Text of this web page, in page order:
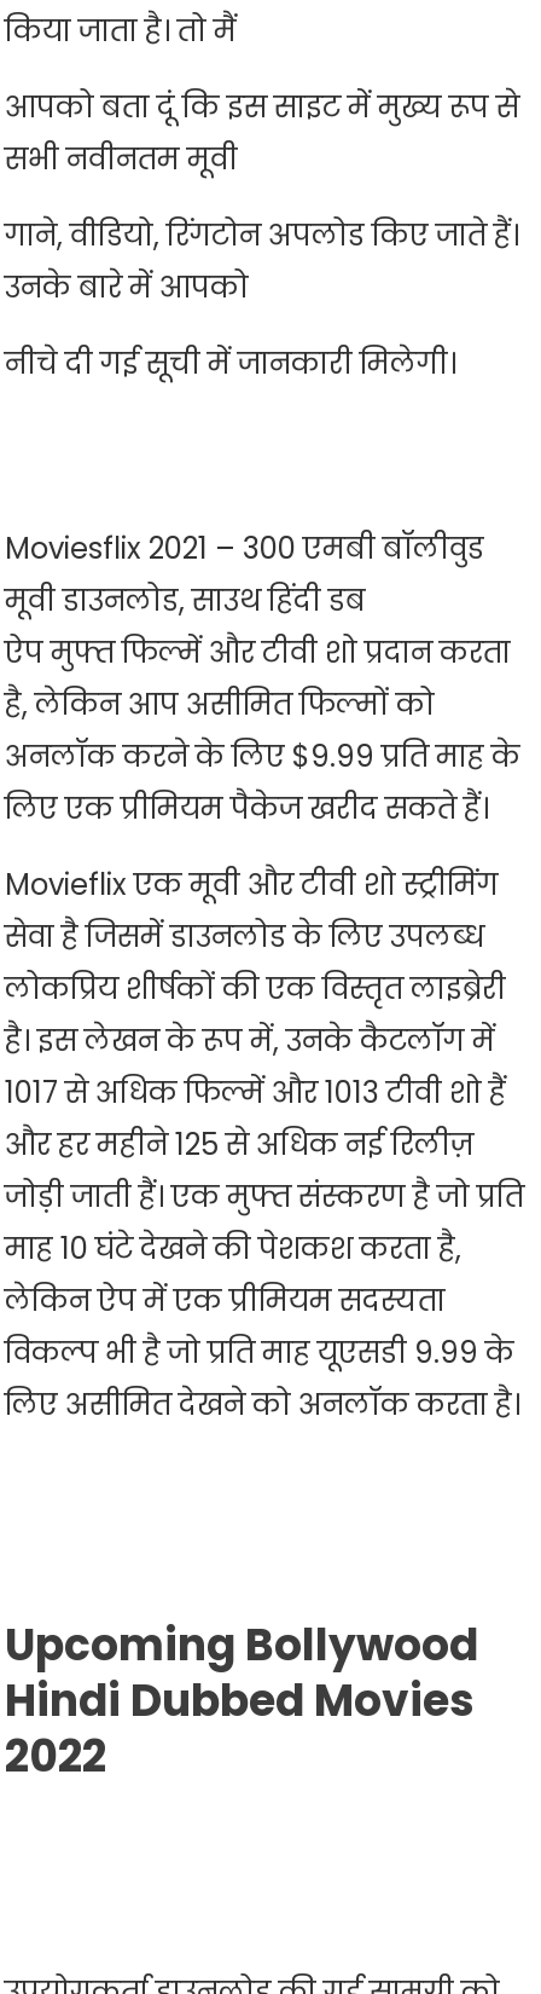
किया जाता है। तो मैं
आपको बता दूं कि इस साइट में मुख्य रूप से
सभी नवीनतम मूवी
गाने, वीडियो, रिंगटोन अपलोड किए जाते हैं।
उनके बारे में आपको
नीचे दी गई सूची में जानकारी मिलेगी।
Moviesflix 2021 – 300 एमबी बॉलीवुड
मूवी डाउनलोड, साउथ हिंदी डब
ऐप मुफ्त फिल्में और टीवी शो प्रदान करता
है, लेकिन आप असीमित फिल्मों को
अनलॉक करने के लिए $9.99 प्रति माह के
लिए एक प्रीमियम पैकेज खरीद सकते हैं।
Movieflix एक मूवी और टीवी शो स्ट्रीमिंग
सेवा है जिसमें डाउनलोड के लिए उपलब्ध
लोकप्रिय शीर्षकों की एक विस्तृत लाइब्रेरी
है। इस लेखन के रूप में, उनके कैटलॉग में
1017 से अधिक फिल्में और 1013 टीवी शो हैं
और हर महीने 125 से अधिक नई रिलीज़
जोड़ी जाती हैं। एक मुफ्त संस्करण है जो प्रति
माह 10 घंटे देखने की पेशकश करता है,
लेकिन ऐप में एक प्रीमियम सदस्यता
विकल्प भी है जो प्रति माह यूएसडी 9.99 के
लिए असीमित देखने को अनलॉक करता है।
Upcoming Bollywood
Hindi Dubbed Movies
2022